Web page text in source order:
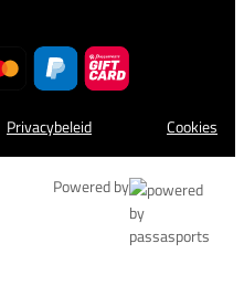
Privacybeleid Cookies
Powered by